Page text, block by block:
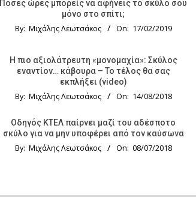
Πόσες ώρες μπορείς να αφήνεις το σκύλο σου
μόνο στο σπίτι;
By: Μιχάλης Λεωτσάκος On: 17/02/2019
Η πιο αξιολάτρευτη «μονομαχία»: Σκύλος
εναντίον… κάβουρα – Το τέλος θα σας
εκπλήξει (video)
By: Μιχάλης Λεωτσάκος On: 14/08/2018
Οδηγός KTΕΛ παίρνει μαζί του αδέσποτο
σκύλο για να μην υποφέρει από τον καύσωνα
By: Μιχάλης Λεωτσάκος On: 08/07/2018